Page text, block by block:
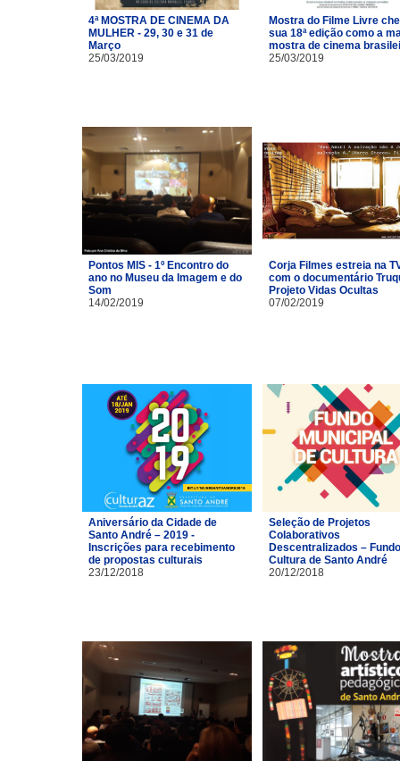
4ª MOSTRA DE CINEMA DA
MULHER - 29, 30 e 31 de
Março
25/03/2019
Mostra do Filme Livre
sua 18ª edição como a
mostra de cinema
25/03/2019
Pontos MIS - 1º Encontro do
ano no Museu da Imagem e do
Som
14/02/2019
Corja Filmes estreia na
com o documentário
Projeto Vidas Ocultas
07/02/2019
Aniversário da Cidade de
Santo André – 2019 -
Inscrições para recebimento
de propostas culturais
23/12/2018
Seleção de Projetos
Colaborativos
Descentralizados –
Cultura de Santo André
20/12/2018